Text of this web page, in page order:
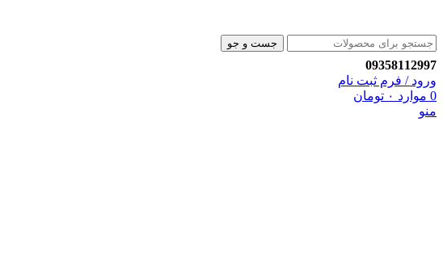
جست و جو
09358112997
ورود / فرم ثبت نام
0 موارد ۰ تومان
منو